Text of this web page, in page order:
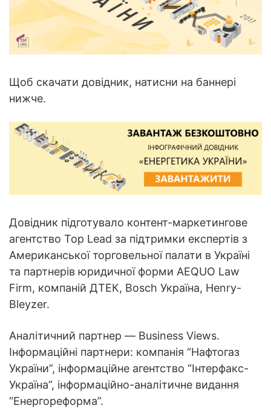
Щоб скачати довідник, натисни на баннері
нижче.
Довідник підготувало контент-маркетингове
агентство Top Lead за підтримки експертів з
Американської торговельної палати в Україні
та партнерів юридичної форми AEQUO Law
Firm, компаній ДТЕК, Bosch Україна, Henry-
Bleyzer.
Аналітичний партнер — Business Views.
Інформаційні партнери: компанія “Нафтогаз
України”, інформаційне агентство “Інтерфакс-
Україна”, інформаційно-аналітичне видання
“Енергореформа”.